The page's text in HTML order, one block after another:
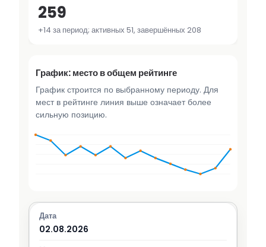
259
+14 за период; активных 51, завершённых 208
График: место в общем рейтинге
График строится по выбранному периоду. Для
мест в рейтинге линия выше означает более
сильную позицию.
02.08.2026